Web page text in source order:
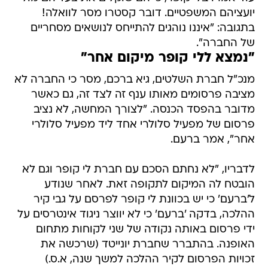
יועציהם המשפטיים. דובר קסטרו מסר לוואלה!
בתגובה: "איננו נוהגים להתייחס לנושאים מסחריים
של החברה".
"נמצא ללי קופר מיקום אחר"
מנכ"ל חברת השלטים, גיא ברכם, מסר כי החברה לא
מציבה פרסומים מאותו ענף זה לצד זה, גם כאשר
מדובר בהפסד הכנסה. "לצורך המחשה, לא נציב
פרסום של מפעיל סלולרי אחד ליד מפעיל סלולרי
אחר", אמר ברעם.
לדבריו, "לא נחתם הסכם עם חברת לי קופר וגם לא
הובטח לה המיקום לתקופה זאת. לאחר שנודע
ל'ברעם' כי יש בכוונת לי קופר לפרסם על גבי קיר
ההלכה, בדקה 'ברעם' כי לא יווצר ניגוד אינטרסים על
ידי פרסום באותה נקודה של שני לקוחות מתחום
האופנה. בהתברר שחברת יונייטד (שרכשה את
זכויות הפרסום לקיר ההלכה למשך שנה, א.ס.)